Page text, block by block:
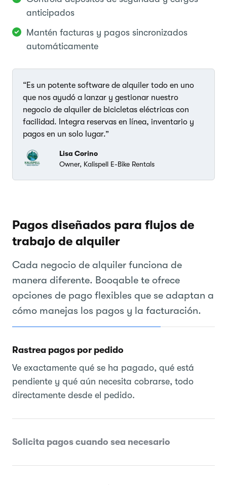
anticipados
Mantén facturas y pagos sincronizados
automáticamente
“Es un potente software de alquiler todo en uno
que nos ayudó a lanzar y gestionar nuestro
negocio de alquiler de bicicletas eléctricas con
facilidad. Integra reservas en línea, inventario y
pagos en un solo lugar.”
Lisa Corino
Owner, Kalispell E-Bike Rentals
Pagos diseñados para flujos de
trabajo de alquiler
Cada negocio de alquiler funciona de
manera diferente. Booqable te ofrece
opciones de pago flexibles que se adaptan a
cómo manejas los pagos y la facturación.
Rastrea pagos por pedido
Ve exactamente qué se ha pagado, qué está
pendiente y qué aún necesita cobrarse, todo
directamente desde el pedido.
Solicita pagos cuando sea necesario